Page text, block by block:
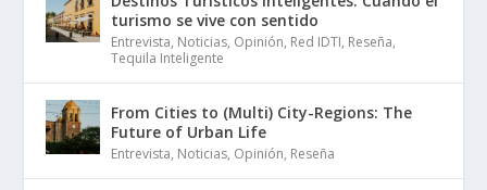
turismo se vive con sentido
Entrevista, Noticias, Opinión, Red IDTI, Reseña,
Tequila Inteligente
From Cities to (Multi) City-Regions: The
Future of Urban Life
Entrevista, Noticias, Opinión, Reseña